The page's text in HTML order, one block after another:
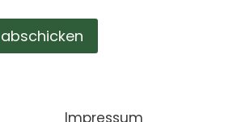
Impressum